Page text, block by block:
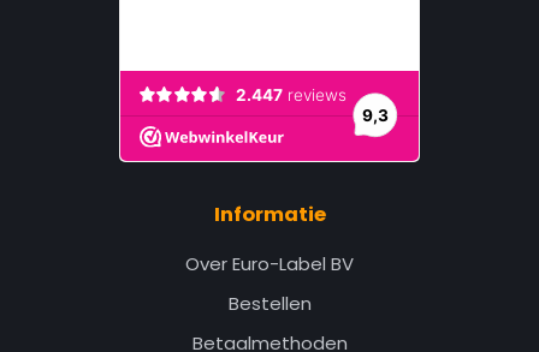
Informatie
Over Euro-Label BV
Bestellen
Betaalmethoden